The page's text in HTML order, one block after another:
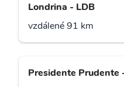
Londrina - LDB
vzdálené 91 km
Presidente Prudente